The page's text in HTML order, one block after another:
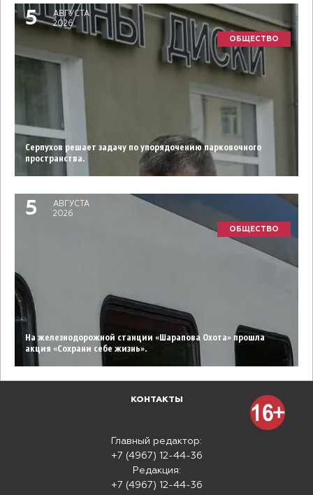
5
АВГУСТА
2026
ОБЩЕСТВО
Серпухов решает задачу по упорядочению парковочного
пространства.
5
АВГУСТА
2026
ОБЩЕСТВО
На железнодорожной станции «Шарапова Охота» прошла
акция «Сохрани себе жизнь».
КОНТАКТЫ
Главный редактор:
+7 (4967) 12-44-36
Редакция:
+7 (4967) 12-44-36